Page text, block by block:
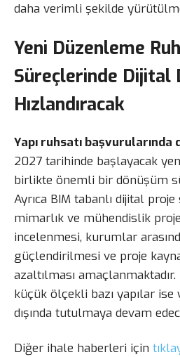
daha verimli şekilde
Yeni Düzenleme
Süreçlerinde Dijital
Hızlandıracak
Yapı ruhsatı
2027 tarihinde başlayacak
birlikte önemli bir dönüşüm
Ayrıca BIM tabanlı dijital
mimarlık ve mühendislik
incelenmesi, kurumlar
güçlendirilmesi ve proje
azaltılması
küçük ölçekli bazı yapılar
dışında tutulmaya devam
Diğer ihale haberleri için